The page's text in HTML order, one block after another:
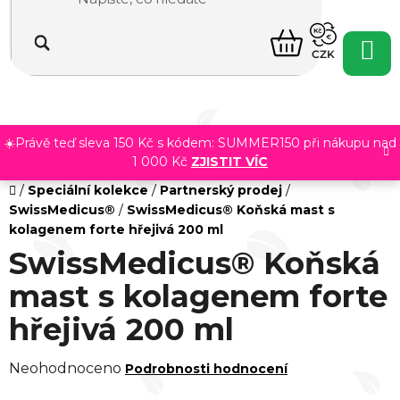
obsah
☀️Právě teď sleva 150 Kč s kódem: SUMMER150 při nákupu nad
1 000 Kč ZJISTIT VÍC
NÁKUPNÍ
KOŠÍK
CZK
Domů
/ Speciální kolekce / Partnerský prodej /
SwissMedicus® / SwissMedicus® Koňská mast s
kolagenem forte hřejivá 200 ml
SwissMedicus® Koňská
mast s kolagenem forte
hřejivá 200 ml
Průměrné
Neohodnoceno Podrobnosti hodnocení